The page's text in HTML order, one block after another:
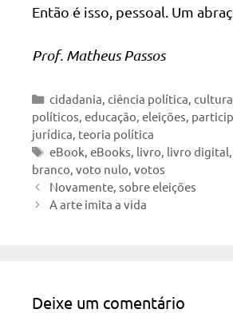
Então é isso, pessoal. Um
Prof. Matheus Passos
Categorias
cidadania,ciência política,cultura
políticos, educação, eleições,
jurídica, teoria política
Tags
eBook,eBooks, livro, livro digital,
branco, voto nulo, votos
Novamente, sobre eleições
A arte imita a vida
Deixe um comentário